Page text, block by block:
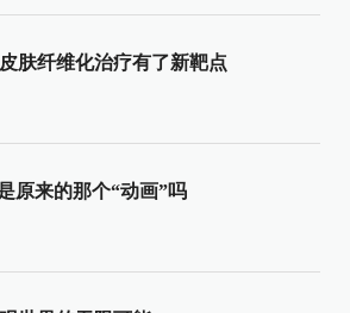
肤纤维化治疗有了新靶点
原来的那个“动画”吗